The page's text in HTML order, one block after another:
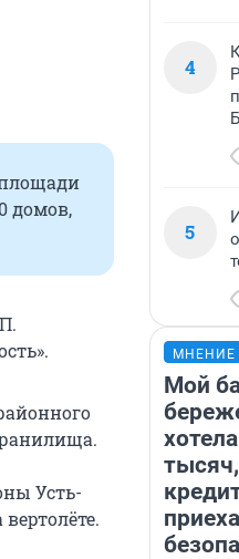
домов,
Усть-
4
5
МНЕНИЕ
Мой